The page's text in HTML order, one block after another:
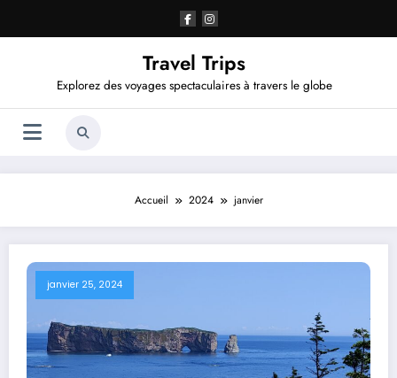
contenu
Travel Trips
Explorez des voyages spectaculaires à travers le globe
Accueil 2024 janvier
janvier 25, 2024